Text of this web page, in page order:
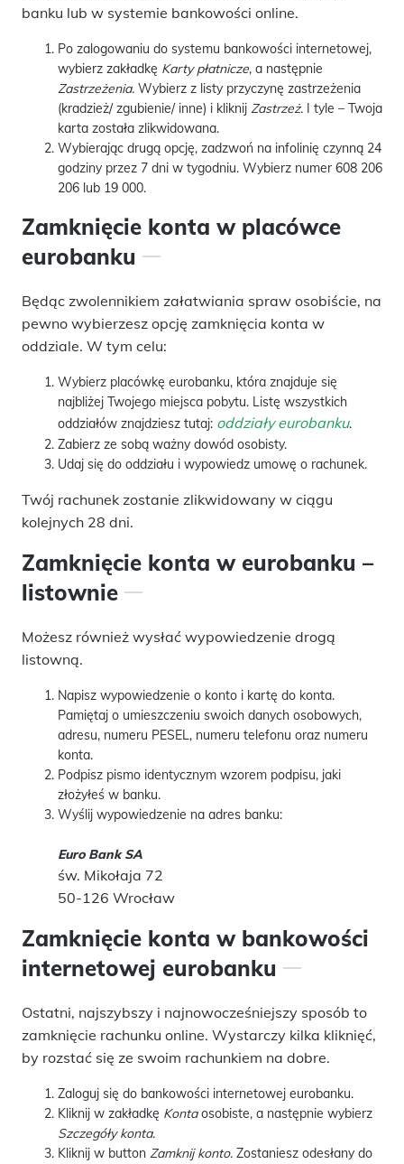
banku lub w systemie bankowości online.
Po zalogowaniu do systemu bankowości internetowej,
wybierz zakładkę Karty płatnicze, a następnie
Zastrzeżenia. Wybierz z listy przyczynę zastrzeżenia
(kradzież/ zgubienie/ inne) i kliknij Zastrzeż. I tyle – Twoja
karta została zlikwidowana.
Wybierając drugą opcję, zadzwoń na infolinię czynną 24
godziny przez 7 dni w tygodniu. Wybierz numer 608 206
206 lub 19 000.
Zamknięcie konta w placówce
eurobanku
Będąc zwolennikiem załatwiania spraw osobiście, na
pewno wybierzesz opcję zamknięcia konta w
oddziale. W tym celu:
Wybierz placówkę eurobanku, która znajduje się
najbliżej Twojego miejsca pobytu. Listę wszystkich
oddziałów znajdziesz tutaj: oddziały eurobanku.
Zabierz ze sobą ważny dowód osobisty.
Udaj się do oddziału i wypowiedz umowę o rachunek.
Twój rachunek zostanie zlikwidowany w ciągu
kolejnych 28 dni.
Zamknięcie konta w eurobanku –
listownie
Możesz również wysłać wypowiedzenie drogą
listowną.
Napisz wypowiedzenie o konto i kartę do konta.
Pamiętaj o umieszczeniu swoich danych osobowych,
adresu, numeru PESEL, numeru telefonu oraz numeru
konta.
Podpisz pismo identycznym wzorem podpisu, jaki
złożyłeś w banku.
Wyślij wypowiedzenie na adres banku:
Euro Bank SA
św. Mikołaja 72
50-126 Wrocław
Zamknięcie konta w bankowości
internetowej eurobanku
Ostatni, najszybszy i najnowocześniejszy sposób to
zamknięcie rachunku online. Wystarczy kilka kliknięć,
by rozstać się ze swoim rachunkiem na dobre.
Zaloguj się do bankowości internetowej eurobanku.
Kliknij w zakładkę Kontaosobiste, a następnie wybierz
Szczegóły konta.
Kliknij w button Zamknij konto. Zostaniesz odesłany do